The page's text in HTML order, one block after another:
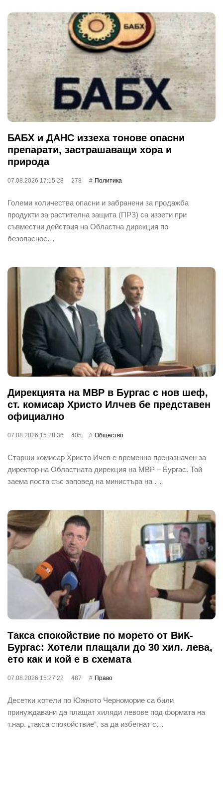
БАБХ и ДАНС иззеха тонове опасни
препарати, застрашаващи хора и
природа
07.08.2026 17:15:28 278 Политика
Големи количества опасни и забранени за продажба
продукти за растителна защита (ПРЗ) са иззети при
съвместни действия на Областна дирекция по
безопаснос…
Дирекцията на МВР в Бургас с нов шеф,
ст. комисар Христо Илчев бе представен
официално
07.08.2026 15:28:36 405 Общество
Старши комисар Христо Ичев е временно преназначен за
директор на Областната дирекция на МВР – Бургас. Той
заема поста със заповед на министъра на …
Такса спокойствие по морето от ВиК-
Бургас: Хотели плащали до 30 хил. лева,
ето как и кой е в схемата
07.08.2026 15:27:22 487 Право
Десетки хотели по Южното Черноморие са били
принуждавани да плащат хиляди левове под формата на
т.нар. „такса спокойствие“, за да избегнат с…